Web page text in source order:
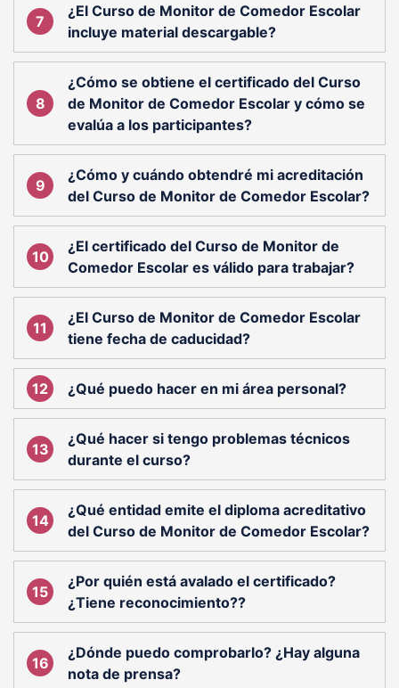
¿El Curso de Monitor de Comedor Escolar
incluye material descargable?
¿Cómo se obtiene el certificado del Curso
de Monitor de Comedor Escolar y cómo se
evalúa a los participantes?
¿Cómo y cuándo obtendré mi acreditación
del Curso de Monitor de Comedor Escolar?
¿El certificado del Curso de Monitor de
Comedor Escolar es válido para trabajar?
¿El Curso de Monitor de Comedor Escolar
tiene fecha de caducidad?
¿Qué puedo hacer en mi área personal?
¿Qué hacer si tengo problemas técnicos
durante el curso?
¿Qué entidad emite el diploma acreditativo
del Curso de Monitor de Comedor Escolar?
¿Por quién está avalado el certificado?
¿Tiene reconocimiento??
¿Dónde puedo comprobarlo? ¿Hay alguna
nota de prensa?